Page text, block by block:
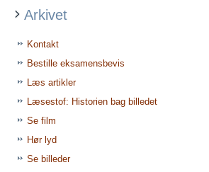
Arkivet
Kontakt
Bestille eksamensbevis
Læs artikler
Læsestof: Historien bag billedet
Se film
Hør lyd
Se billeder